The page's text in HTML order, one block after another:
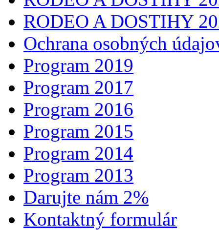
RODEO A DOSTIHY
Ochrana osobných
Program 2019
Program 2017
Program 2016
Program 2015
Program 2014
Program 2013
Darujte nám 2%
Kontaktný formulár